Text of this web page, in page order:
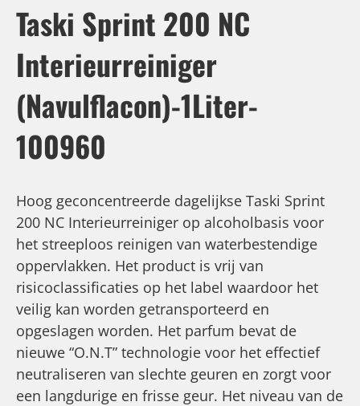
Taski Sprint 200 NC
Interieurreiniger
(Navulflacon)-1Liter-
100960
Hoog geconcentreerde dagelijkse Taski Sprint
200 NC Interieurreiniger op alcoholbasis voor
het streeploos reinigen van waterbestendige
oppervlakken. Het product is vrij van
risicoclassi­ficaties op het label waardoor het
veilig kan worden getransporteerd en
opgeslagen worden. Het parfum bevat de
nieuwe “O.N.T” technologie voor het effectief
neutraliseren van slechte geuren en zorgt voor
een langdurige en frisse geur. Het niveau van de